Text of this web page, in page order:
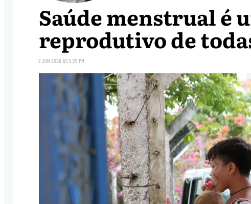
Saúde menstrual é
reprodutivo de
2.JUN.2026 ÀS 5:25 PM